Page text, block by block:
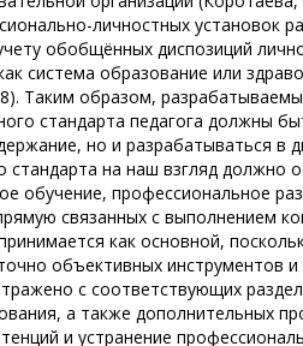
личностных установок
обобщённых диспозиций
система образование или
Таким образом,
стандарта педагога должны
но и разрабатываться
стандарта на наш взгляд
обучение, профессиональное
связанных с выполнением
как основной,
объективных инструментов
с соответствующих
а также дополнительных
и устранение